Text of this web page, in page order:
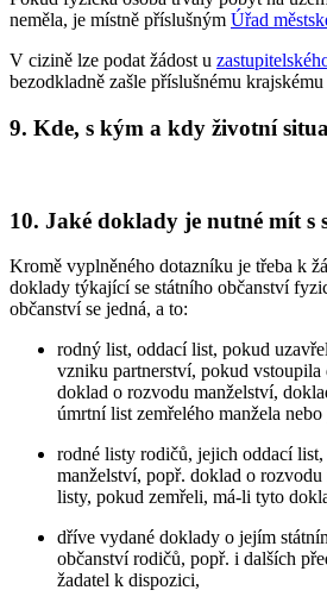
neměla, je místně příslušným Úřad
V cizině lze podat žádost u
bezodkladně zašle příslušnému
9. Kde, s kým a kdy životní
10. Jaké doklady je nutné mít s
Kromě vyplněného dotazníku je třeba k
doklady týkající se státního občanství
občanství se jedná, a to:
rodný list, oddací list, pokud
vzniku partnerství, pokud vstoupila
doklad o rozvodu manželství,
úmrtní list zemřelého manžela nebo
rodné listy rodičů, jejich oddací
manželství, popř. doklad o
listy, pokud zemřeli, má-li tyto
dříve vydané doklady o jejím
občanství rodičů, popř. i dalších
žadatel k dispozici,